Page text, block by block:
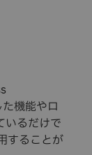
機能やロ
いるだけで
することが